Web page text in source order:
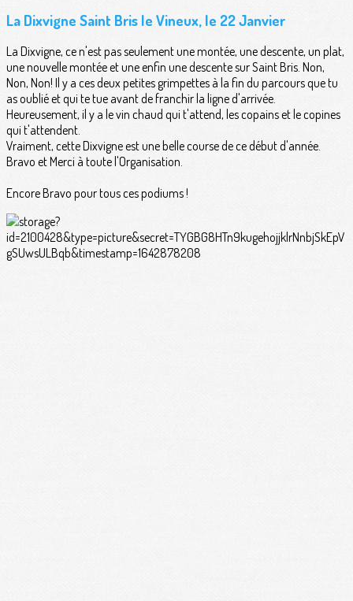
La Dixvigne Saint Bris le Vineux, le 22 Janvier
La Dixvigne, ce n'est pas seulement une montée, une descente, un plat,
une nouvelle montée et une enfin une descente sur Saint Bris. Non,
Non, Non! Il y a ces deux petites grimpettes à la fin du parcours que tu
as oublié et qui te tue avant de franchir la ligne d'arrivée.
Heureusement, il y a le vin chaud qui t'attend, les copains et le copines
qui t'attendent.
Vraiment, cette Dixvigne est une belle course de ce début d'année.
Bravo et Merci à toute l'Organisation.
Encore Bravo pour tous ces podiums !